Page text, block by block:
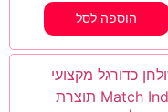
הוספה לסל